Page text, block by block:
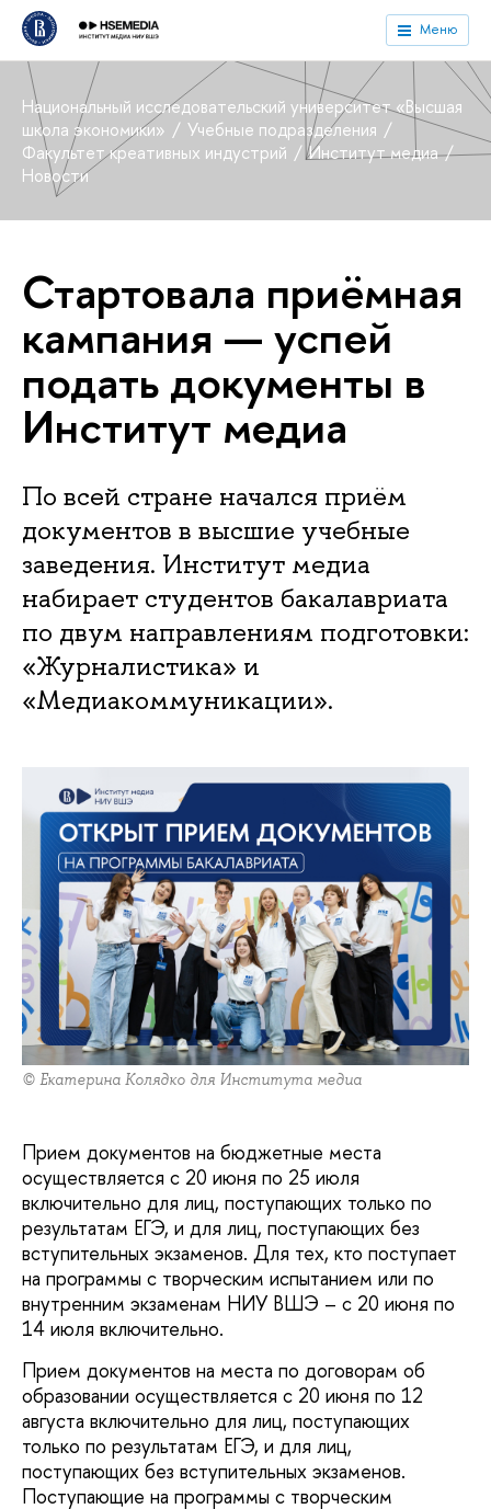
Меню
Национальный исследовательский университет «Высшая
школа экономики»
Учебные подразделения
Факультет креативных индустрий
Институт медиа
Новости
Стартовала приёмная
кампания — успей
подать документы в
Институт медиа
По всей стране начался приём
документов в высшие учебные
заведения. Институт медиа
набирает студентов бакалавриата
по двум направлениям подготовки:
«Журналистика» и
«Медиакоммуникации».
© Екатерина Колядко для Института медиа
Прием документов на бюджетные места
осуществляется с 20 июня по 25 июля
включительно для лиц, поступающих только по
результатам ЕГЭ, и для лиц, поступающих без
вступительных экзаменов. Для тех, кто поступает
на программы с творческим испытанием или по
внутренним экзаменам НИУ ВШЭ – с 20 июня по
14 июля включительно.
Прием документов на места по договорам об
образовании осуществляется с 20 июня по 12
августа включительно для лиц, поступающих
только по результатам ЕГЭ, и для лиц,
поступающих без вступительных экзаменов.
Поступающие на программы с творческим